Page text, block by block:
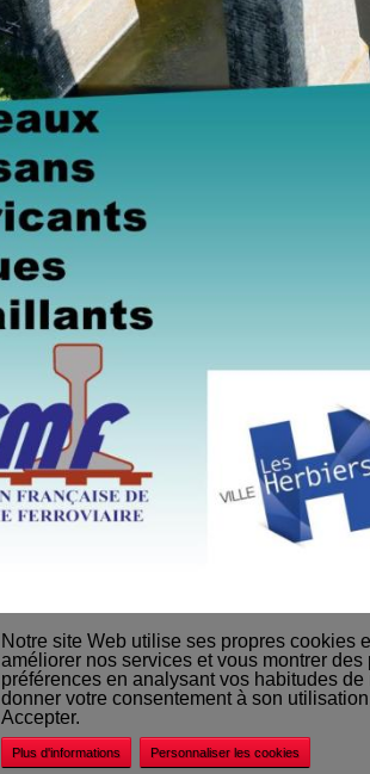
Nos revendeurs Accueil
Notre site Web utilise ses propres cookies
améliorer nos services et vous montrer
préférences en analysant vos habitudes
donner votre consentement à son
Accepter.
Plus d'informations Personnaliser les cookies